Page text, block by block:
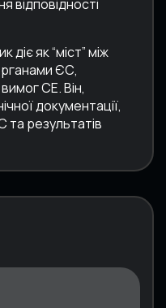
відповідності
як “міст” між
ЄС,
CE. Він,
документації,
та результатів